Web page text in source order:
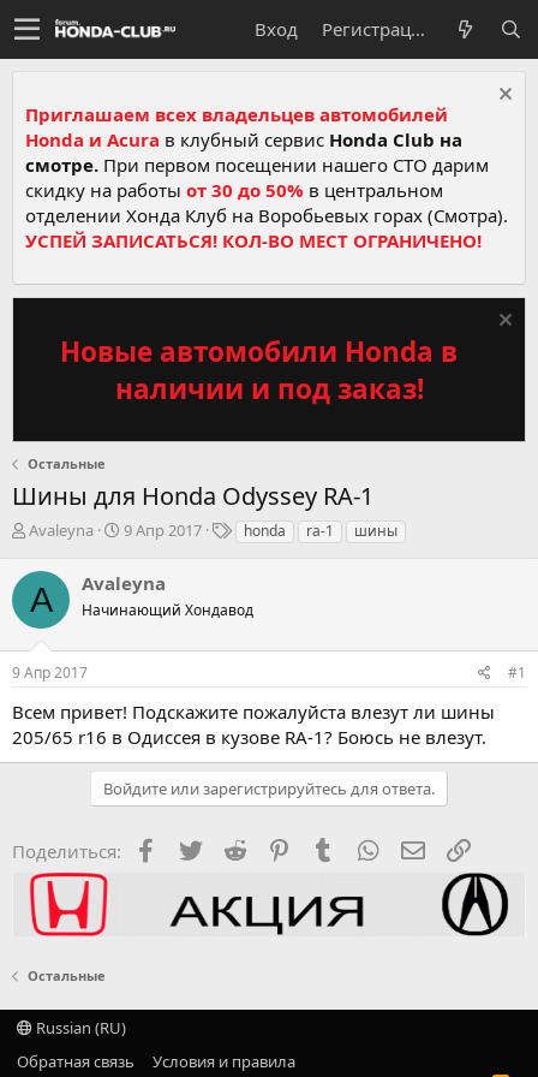
Вход Регистрация
Приглашаем всех владельцев автомобилей
Honda и Acura в клубный сервис Honda Club на
смотре. При первом посещении нашего СТО дарим
скидку на работы от 30 до 50% в центральном
отделении Хонда Клуб на Воробьевых горах (Смотра).
УСПЕЙ ЗАПИСАТЬСЯ! КОЛ-ВО МЕСТ ОГРАНИЧЕНО!
Новые автомобили Honda в
наличии и под заказ!
Остальные
Шины для Honda Odyssey RA-1
А
т
о
р
м
Avaleyna
Д
а
н
л
а
9 Апр 2017
Т honda ra-1 шины
A Avaleyna
Начинающий Хондавод
9 Апр 2017 #1
Всем привет! Подскажите пожалуйста влезут ли шины
205/65 r16 в Одиссея в кузове RA-1? Боюсь не влезут.
Войдите или зарегистрируйтесь для ответа.
Поделиться: Facebook
TwitterReddit PinterestTumblr WhatsApp Ссылка
Остальные
Russian (RU)
Обратная связь
Условия и правила